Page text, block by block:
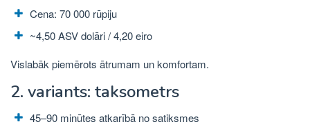
Cena: 70 000 rūpiju
~4,50 ASV dolāri / 4,20 eiro
Vislabāk piemērots ātrumam un komfortam.
2. variants: taksometrs
45–90 minūtes atkarībā no satiksmes